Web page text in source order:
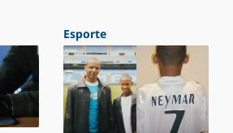
Esporte